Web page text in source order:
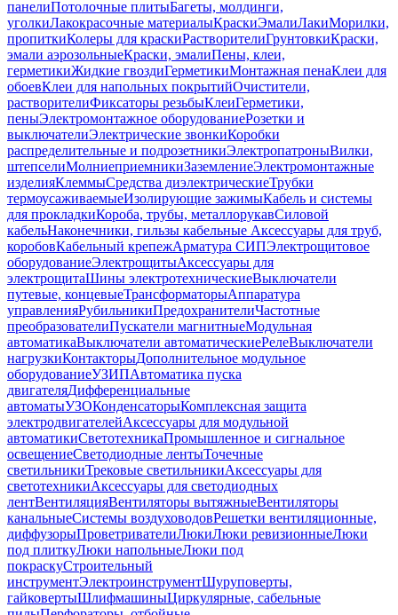
панелиПотолочные плитыБагеты, молдинги,
уголкиЛакокрасочные материалыКраскиЭмалиЛакиМорилки,
пропиткиКолеры для краскиРастворителиГрунтовкиКраски,
эмали аэрозольныеКраски, эмалиПены, клеи,
герметикиЖидкие гвоздиГерметикиМонтажная пенаКлеи для
обоевКлеи для напольных покрытийОчистители,
растворителиФиксаторы резьбыКлеиГерметики,
пеныЭлектромонтажное оборудованиеРозетки и
выключателиЭлектрические звонкиКоробки
распределительные и подрозетникиЭлектропатроныВилки,
штепселиМолниеприемникиЗаземлениеЭлектромонтажные
изделияКлеммыСредства диэлектрическиеТрубки
термоусаживаемыеИзолирующие зажимыКабель и системы
для прокладкиКороба, трубы, металлорукавСиловой
кабельНаконечники, гильзы кабельные Аксессуары для труб,
коробовКабельный крепежАрматура СИПЭлектрощитовое
оборудованиеЭлектрощитыАксессуары для
электрощитаШины электротехническиеВыключатели
путевые, концевыеТрансформаторыАппаратура
управленияРубильникиПредохранителиЧастотные
преобразователиПускатели магнитныеМодульная
автоматикаВыключатели автоматическиеРелеВыключатели
нагрузкиКонтакторыДополнительное модульное
оборудованиеУЗИПАвтоматика пуска
двигателяДифференциальные
автоматыУЗОКонденсаторыКомплексная защита
электродвигателейАксессуары для модульной
автоматикиСветотехникаПромышленное и сигнальное
освещениеСветодиодные лентыТочечные
светильникиТрековые светильникиАксессуары для
светотехникиАксессуары для светодиодных
лентВентиляцияВентиляторы вытяжныеВентиляторы
канальныеСистемы воздуховодовРешетки вентиляционные,
диффузорыПроветривателиЛюкиЛюки ревизионныеЛюки
под плиткуЛюки напольныеЛюки под
покраскуСтроительный
инструментЭлектроинструментШуруповерты,
гайковертыШлифмашиныЦиркулярные, сабельные